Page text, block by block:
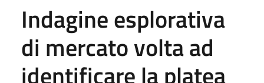
Indagine esplorativa
di mercato volta ad
identificare la platea